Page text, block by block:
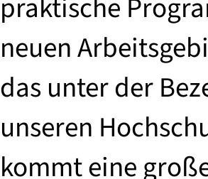
praktische
neuen
das unter der
unseren
kommt eine